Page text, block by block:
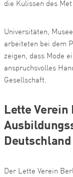
die Kulissen des
Universitäten,
arbeiteten bei dem
zeigen, dass Mode
anspruchsvolles
Gesellschaft.
Lette
Deutschland
Der Lette Verein